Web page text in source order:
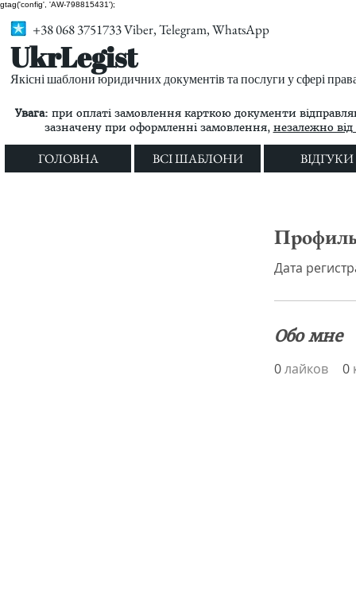
gtag('config', 'AW-798815431');
+38 068 3751733 Viber, Telegram, WhatsApp
UkrLegist
Якісні шаблони юридичних документів та послуги у сфері
Увага: при оплаті замовлення карткою документи
зазначену при оформленні замовлення, незалежно від
ГОЛОВНА ВСІ ШАБЛОНИ ВІДГУКИ
Дата
Обо мне
0лайков 0